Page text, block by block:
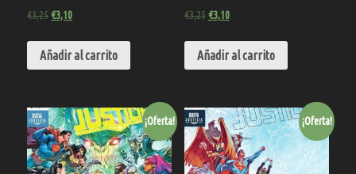
€3,25€3,10
Añadir al carrito
€3,25 €3,10
Añadir al carrito
¡Oferta! ¡Oferta!